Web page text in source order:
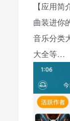
【应用
曲装进你
音乐分类
大全等…